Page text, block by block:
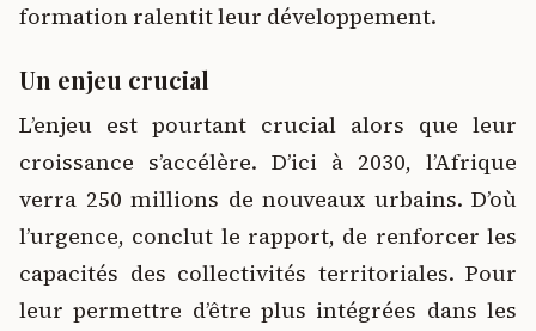
formation ralentit leur développement.
Un enjeu crucial
L’enjeu est pourtant crucial alors que leur
croissance s’accélère. D’ici à 2030, l’Afrique
verra 250 millions de nouveaux urbains. D’où
l’urgence, conclut le rapport, de renforcer les
capacités des collectivités territoriales. Pour
leur permettre d’être plus intégrées dans les